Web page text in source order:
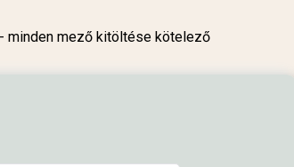
minden mező kitöltése kötelező